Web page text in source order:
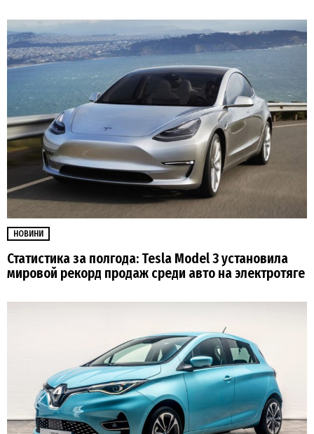
НОВИНИ
Статистика за полгода: Tesla Model 3 установила
мировой рекорд продаж среди авто на электротяге